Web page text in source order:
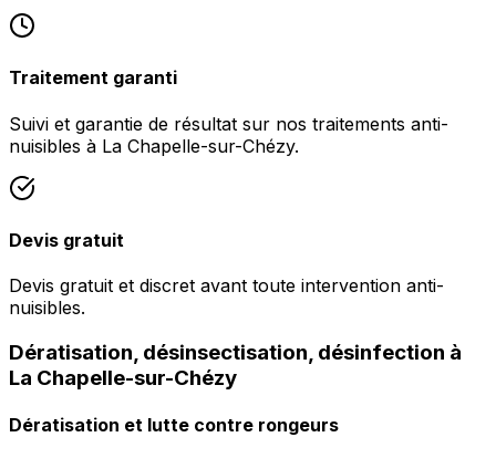
Traitement garanti
Suivi et garantie de résultat sur nos traitements anti-
nuisibles à La Chapelle-sur-Chézy.
Devis gratuit
Devis gratuit et discret avant toute intervention anti-
nuisibles.
Dératisation, désinsectisation, désinfection à
La Chapelle-sur-Chézy
Dératisation et lutte contre rongeurs